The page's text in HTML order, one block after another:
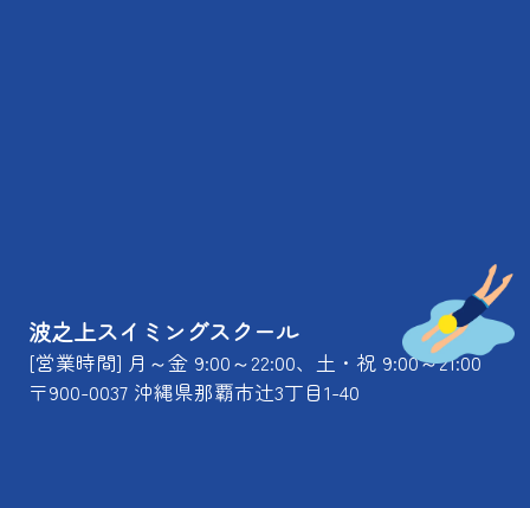
波之上スイミングスクール
[営業時間] 月～金 9:00～22:00、土・祝 9:00～21:00
〒900-0037 沖縄県那覇市辻3丁目1-40